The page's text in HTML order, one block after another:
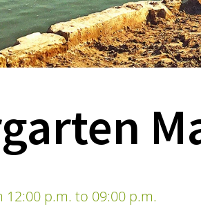
12:00 p.m. to 09:00 p.m.